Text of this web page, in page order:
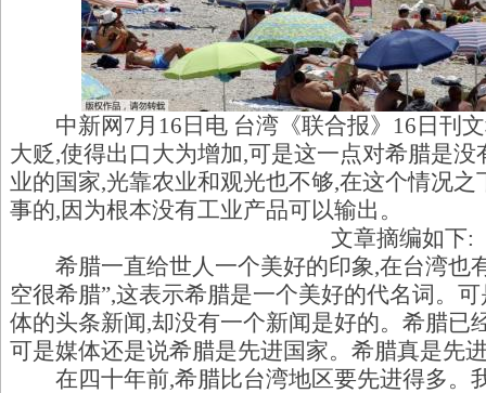
中新网7月16日电 台湾《联合报》16日刊文
大贬,使得出口大为增加,可是这一点对希腊是
业的国家,光靠农业和观光也不够,在这个情况
事的,因为根本没有工业产品可以输出。
文章摘编如下:
希腊一直给世人一个美好的印象,在台湾也
空很希腊”,这表示希腊是一个美好的代名词。
体的头条新闻,却没有一个新闻是好的。希腊已
可是媒体还是说希腊是先进国家。希腊真是先
在四十年前,希腊比台湾地区要先进得多。